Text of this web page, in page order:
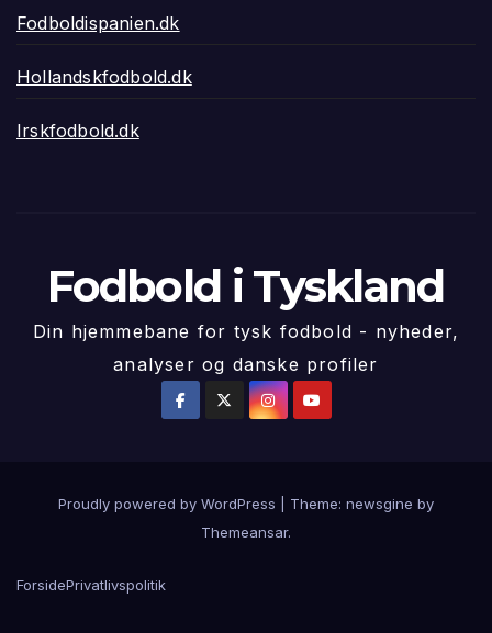
Fodboldispanien.dk
Hollandskfodbold.dk
Irskfodbold.dk
Fodbold i Tyskland
Din hjemmebane for tysk fodbold - nyheder,
analyser og danske profiler
Proudly powered by WordPress
Theme: newsgine by
Themeansar.
ForsidePrivatlivspolitik